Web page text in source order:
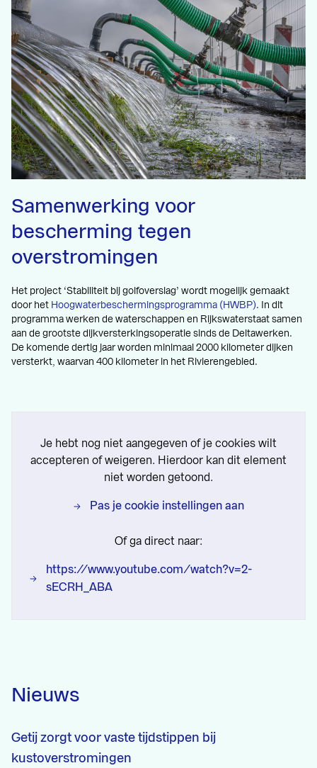
Samenwerking voor
bescherming tegen
overstromingen
Het project ‘Stabiliteit bij golfoverslag’ wordt mogelijk gemaakt
door het Hoogwaterbeschermingsprogramma (HWBP). In dit
programma werken de waterschappen en Rijkswaterstaat samen
aan de grootste dijkversterkingsoperatie sinds de Deltawerken.
De komende dertig jaar worden minimaal 2000 kilometer dijken
versterkt, waarvan 400 kilometer in het Rivierengebied.
Je hebt nog niet aangegeven of je cookies wilt
accepteren of weigeren. Hierdoor kan dit element
niet worden getoond.
Pas je cookie instellingen aan
Of ga direct naar:
https://www.youtube.com/watch?v=2-
sECRH_ABA
Nieuws
Getij zorgt voor vaste tijdstippen bij
kustoverstromingen